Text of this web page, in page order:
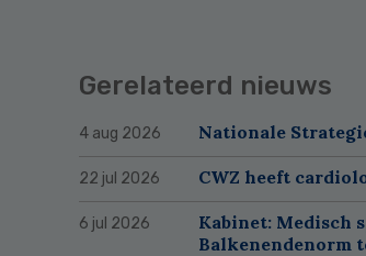
Gerelateerd nieuws
4 aug 2026 Nationale
22 jul 2026 CWZ heeft
6 jul 2026
Kabinet: Medisch
Balkenendenorm